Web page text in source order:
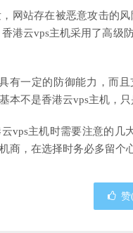
网站存在被恶意攻击的
港云vps主机采用了高级
有一定的防御能力，而
本不是香港云vps主机，
vps主机时需要注意的
商，在选择时务必多留个
赞(